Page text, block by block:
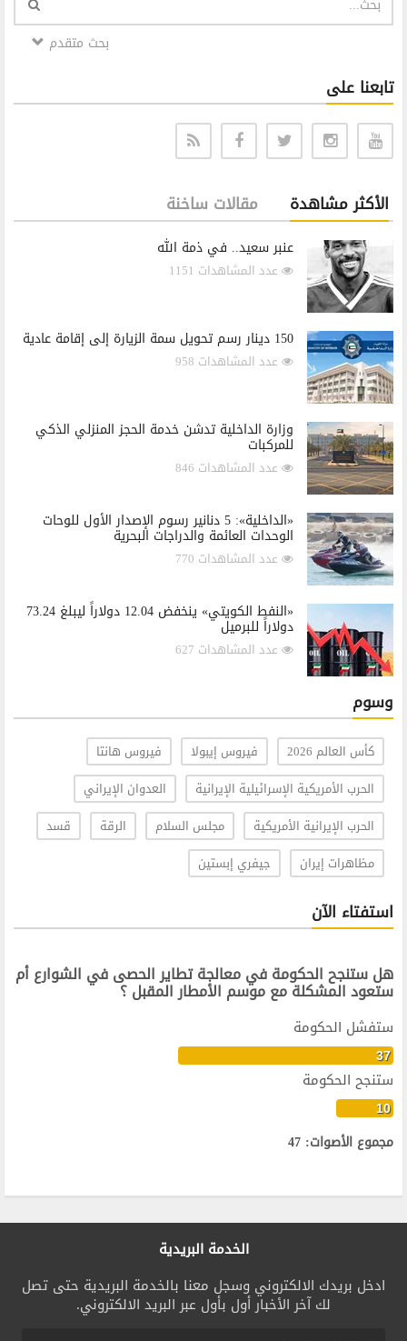
بحث متقدم
تابعنا على
الأكثر مشاهدة مقالات ساخنة
عنبر سعيد.. في ذمة الله
عدد المشاهدات 1151
150 دينار رسم تحويل سمة الزيارة إلى إقامة عادية
عدد المشاهدات 958
وزارة الداخلية تدشن خدمة الحجز المنزلي الذكي
للمركبات
عدد المشاهدات 846
«الداخلية»: 5 دنانير رسوم الإصدار الأول للوحات
الوحدات العائمة والدراجات البحرية
عدد المشاهدات 770
«النفط الكويتي» ينخفض 12.04 دولاراً ليبلغ 73.24
دولاراً للبرميل
عدد المشاهدات 627
وسوم
كأس العالم 2026 فيروس إيبولا
فيروس هانتا
الحرب الأمريكية الإسرائيلية الإيرانية
العدوان الإيراني
الحرب الإيرانية الأمريكية
مجلس السلام الرقة
قسد
مظاهرات إيران
جيفري إبستين
استفتاء الآن
هل ستنجح الحكومة في معالجة تطاير الحصى في الشوارع أم
ستعود المشكلة مع موسم الأمطار المقبل ؟
ستفشل الحكومة
37
ستنجح الحكومة
10
مجموع الأصوات: 47
الخدمة البريدية
ادخل بريدك الالكتروني وسجل معنا بالخدمة البريدية حتى تصل
لك آخر الأخبار أول بأول عبر البريد الالكتروني.